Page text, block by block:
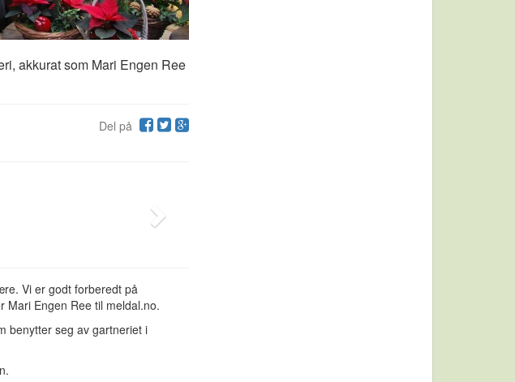
akkurat som Mari Engen Ree
Del på
Vi er godt forberedt på
Mari Engen Ree til meldal.no.
benytter seg av gartneriet i